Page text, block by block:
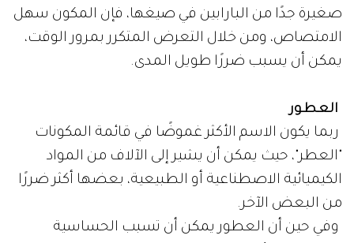
صغيرة جدًا من البارابين في صيغها، فإن المكون سهل
الامتصاص، ومن خلال التعرض المتكرر بمرور الوقت،
يمكن أن يسبب ضررًا طويل المدى.
العطور
ربما يكون الاسم الأكثر غموضًا في قائمة المكونات
"العطر"، حيث يمكن أن يشير إلى الآلاف من المواد
الكيميائية الاصطناعية أو الطبيعية، بعضها أكثر ضررًا
من البعض الآخر.
وفي حين أن العطور يمكن أن تسبب الحساسية